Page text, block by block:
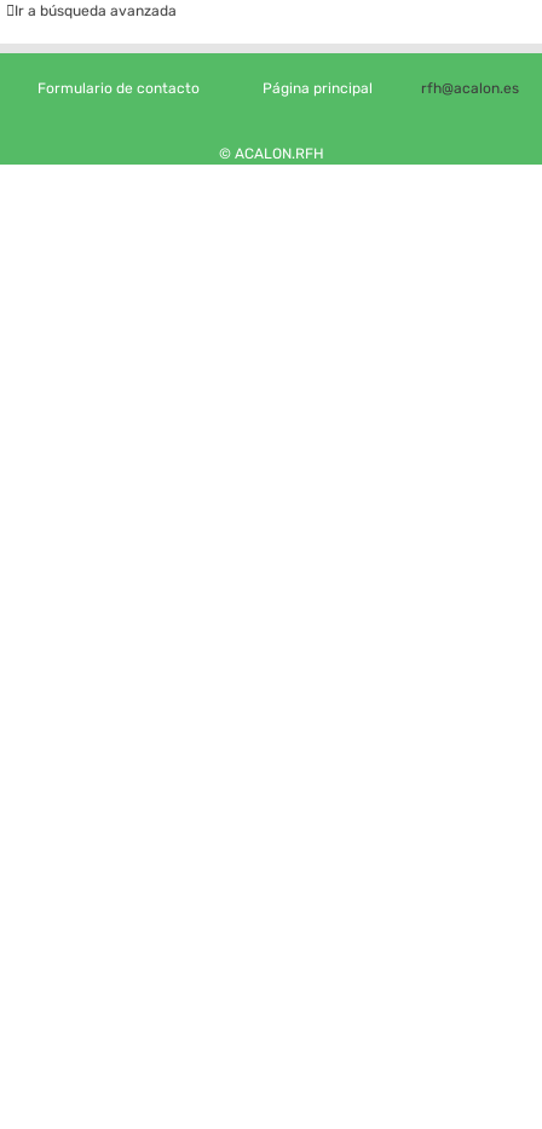
Ir a búsqueda avanzada
Formulario de contacto Página principal rfh@acalon.es
© ACALON.RFH